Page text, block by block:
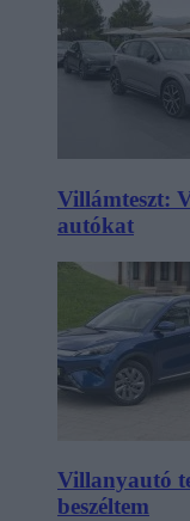
Villámteszt:
autókat
Villanyautó
beszéltem